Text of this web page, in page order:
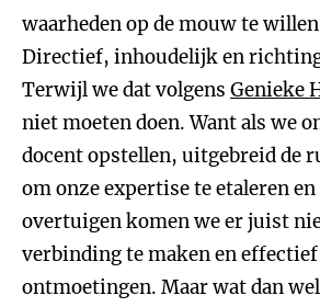
waarheden op de mouw te
Directief, inhoudelijk en
Terwijl we dat volgens Genieke
niet moeten doen. Want als we
docent opstellen, uitgebreid de
om onze expertise te etaleren
overtuigen komen we er juist
verbinding te maken en
ontmoetingen. Maar wat dan